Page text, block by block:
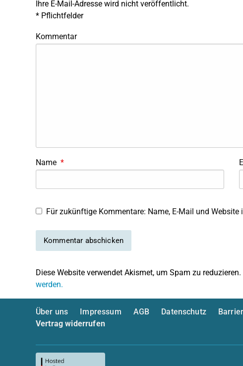
Ihre E-Mail-Adresse wird nicht veröffentlicht.
* Pflichtfelder
Kommentar
Name *
Für zukünftige Kommentare: Name, E-Mail und Website
Diese Website verwendet Akismet, um Spam zu reduzieren.
werden.
Über uns Impressum AGB Datenschutz
Vertrag widerrufen